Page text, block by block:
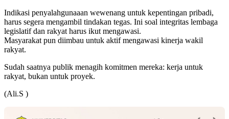
Indikasi penyalahgunaaan wewenang untuk kepentingan pribadi,
harus segera mengambil tindakan tegas. Ini soal integritas lembaga
legislatif dan rakyat harus ikut mengawasi.
Masyarakat pun diimbau untuk aktif mengawasi kinerja wakil
rakyat.
Sudah saatnya publik menagih komitmen mereka: kerja untuk
rakyat, bukan untuk proyek.
(Ali.S )